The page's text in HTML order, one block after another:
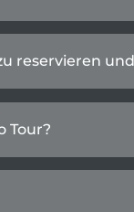
reservieren
Tour?